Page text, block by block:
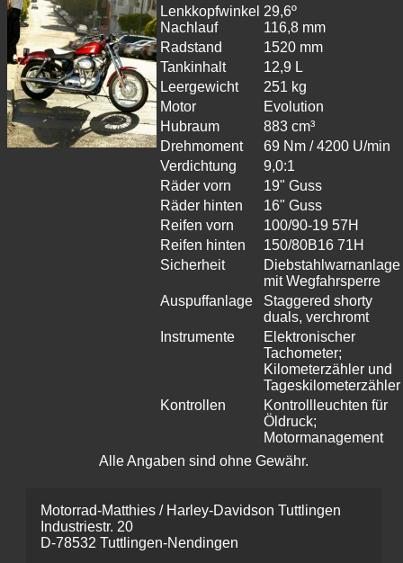
Lenkkopfwinkel
Nachlauf
29,6º
116,8 mm
Radstand
1520 mm
Tankinhalt
12,9 L
Leergewicht
251 kg
Motor
Evolution
Hubraum
883 cm³
Drehmoment
69 Nm / 4200 U/min
Verdichtung
9,0:1
Räder vorn
19" Guss
Räder hinten
16" Guss
Reifen vorn
100/90-19 57H
Reifen hinten
150/80B16 71H
Sicherheit
Diebstahlwarnanlage
mit Wegfahrsperre
Auspuffanlage
Staggered shorty
duals, verchromt
Instrumente
Elektronischer
Tachometer;
Kilometerzähler und
Tageskilometerzähler
Kontrollen
Kontrollleuchten für
Öldruck;
Motormanagement
Alle Angaben sind ohne Gewähr.
Motorrad-Matthies / Harley-Davidson Tuttlingen
Industriestr. 20
D-78532 Tuttlingen-Nendingen